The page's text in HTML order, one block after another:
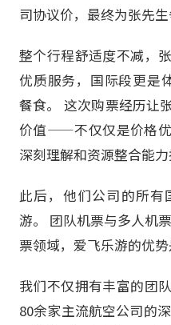
司协议价，最终为张先
整个行程舒适度不减，
优质服务，国际段更是
餐食。 这次购票经历让
价值——不仅仅是价格
深刻理解和资源整合能
此后，他们公司的所
游。 团队机票与多人机
票领域，爱飞乐游的优势
我们不仅拥有丰富的团
80余家主流航空公司的